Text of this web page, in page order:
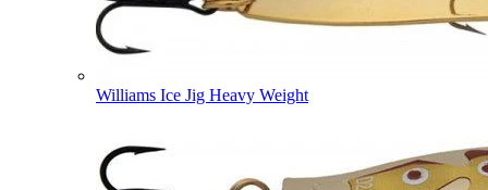
Williams Ice Jig Heavy Weight